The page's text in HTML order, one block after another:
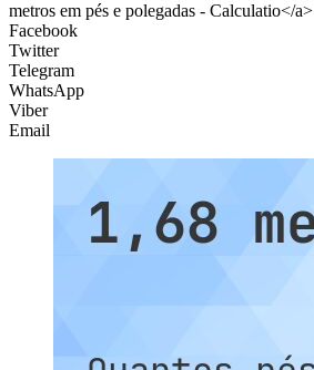
metros em pés e polegadas - Calculatio</a>
Facebook
Twitter
Telegram
WhatsApp
Viber
Email